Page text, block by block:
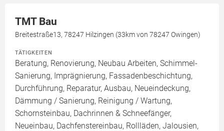
TMT Bau
Breitestraße13, 78247 Hilzingen (33km von 78247 Owingen)
TÄTIGKEITEN
Beratung, Renovierung, Neubau Arbeiten, Schimmel-
Sanierung, Imprägnierung, Fassadenbeschichtung,
Durchführung, Reparatur, Ausbau, Neueindeckung,
Dämmung / Sanierung, Reinigung / Wartung,
Schornsteinbau, Dachrinnen & Schneefänger,
Neueinbau, Dachfenstereinbau, Rollläden, Jalousien,